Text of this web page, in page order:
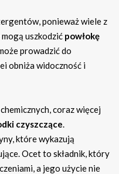
ponieważ wiele z
uszkodzić powłokę
prowadzić do
obniża widoczność i
coraz więcej
czyszczące.
które wykazują
Ocet to składnik, który
a jego użycie nie